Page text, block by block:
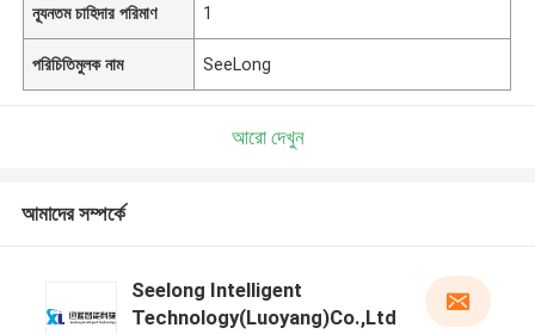
ন্যূনতম চাহিদার পরিমাণ 1
পরিচিতিমুলক নাম SeeLong
আরো দেখুন
আমাদের সম্পর্কে
Seelong Intelligent
Technology(Luoyang)Co.,Ltd